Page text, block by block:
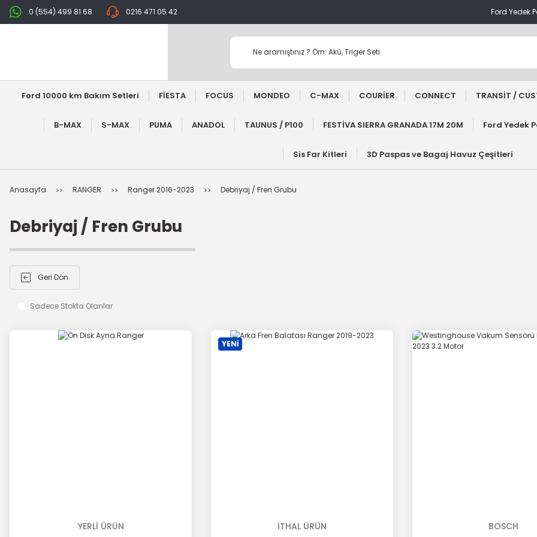
0 (554) 499 81 68 0216 471 05 42 Ford Yedek
Ford 10000 km Bakım Setleri FİESTA FOCUS MONDEO C-MAX COURİER CONNECT TRANSİT /
B-MAX S-MAX PUMA ANADOL TAUNUS / P100 FESTİVA SIERRA GRANADA 17M 20M Ford Yedek
Sis Far Kitleri 3D Paspas ve Bagaj Havuz Çeşitleri
Anasayfa RANGER Ranger 2016-2023 Debriyaj / Fren Grubu
Debriyaj / Fren Grubu
Geri Dön
Sadece Stokta Olanlar
YERLİ ÜRÜN
YENİ
İTHAL ÜRÜN BOSCH